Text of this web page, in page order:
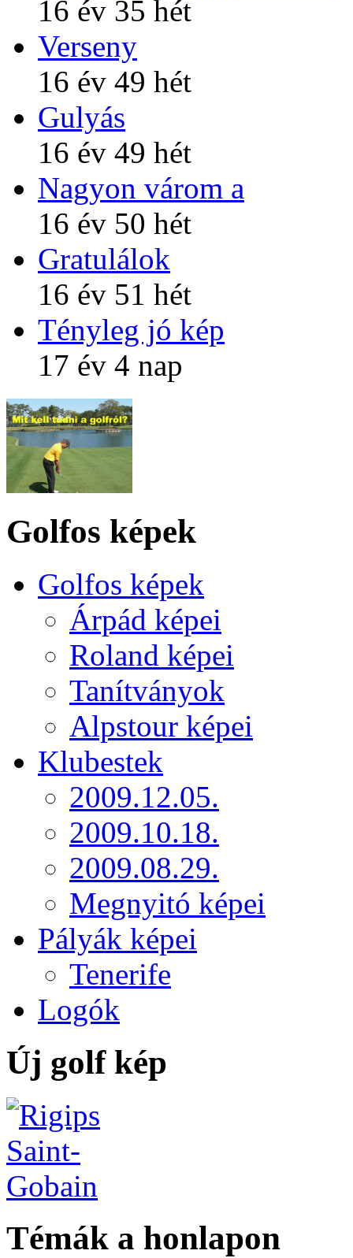
16 év 35 hét
Verseny
16 év 49 hét
Gulyás
16 év 49 hét
Nagyon várom a
16 év 50 hét
Gratulálok
16 év 51 hét
Tényleg jó kép
17 év 4 nap
Golfos képek
Golfos képek
Árpád képei
Roland képei
Tanítványok
Alpstour képei
Klubestek
2009.12.05.
2009.10.18.
2009.08.29.
Megnyitó képei
Pályák képei
Tenerife
Logók
Új golf kép
Témák a honlapon